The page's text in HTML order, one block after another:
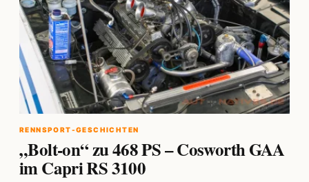
RENNSPORT-GESCHICHTEN
„Bolt-on“ zu 468 PS – Cosworth GAA
im Capri RS 3100